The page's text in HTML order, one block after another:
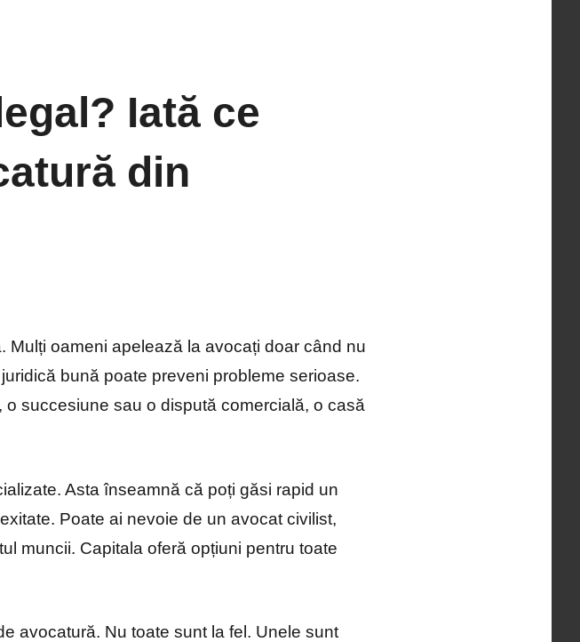
Iată ce
din
Mulți oameni apelează la avocați doar când nu
bună poate preveni probleme serioase.
succesiune sau o dispută comercială, o casă
Asta înseamnă că poți găsi rapid un
Poate ai nevoie de un avocat civilist,
muncii. Capitala oferă opțiuni pentru toate
avocatură. Nu toate sunt la fel. Unele sunt